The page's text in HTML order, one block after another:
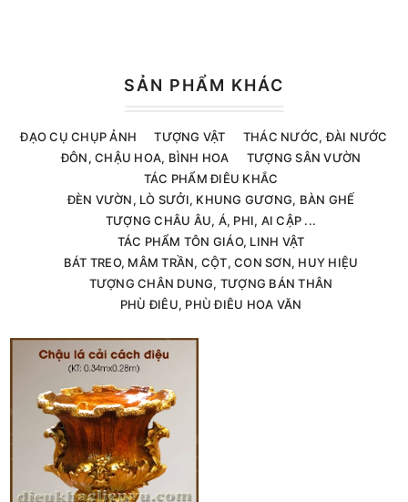
SẢN PHẨM KHÁC
ĐẠO CỤ CHỤP ẢNH TƯỢNG VẬT
THÁC NƯỚC, ĐÀI NƯỚC
ĐÔN, CHẬU HOA, BÌNH HOA
TƯỢNG SÂN VƯỜN
TÁC PHẨM ĐIÊU KHẮC
ĐÈN VƯỜN, LÒ SƯỞI, KHUNG GƯƠNG, BÀN GHẾ
TƯỢNG CHÂU ÂU, Á, PHI, AI CẬP ...
TÁC PHẨM TÔN GIÁO, LINH VẬT
BÁT TREO, MÂM TRẦN, CỘT, CON SƠN, HUY HIỆU
TƯỢNG CHÂN DUNG, TƯỢNG BÁN THÂN
PHÙ ĐIÊU, PHÙ ĐIÊU HOA VĂN